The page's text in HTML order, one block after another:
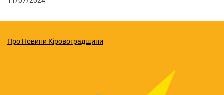
Про Новини Кіровоградщини